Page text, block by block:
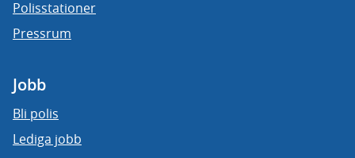
Polisstationer
Pressrum
Jobb
Bli polis
Lediga jobb